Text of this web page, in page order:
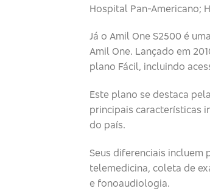
Hospital Pan-Americano;
Já o Amil One S2500 é
Amil One. Lançado em
plano Fácil, incluindo
Este plano se destaca
principais características
do país.
Seus diferenciais incluem
telemedicina, coleta de
e fonoaudiologia.